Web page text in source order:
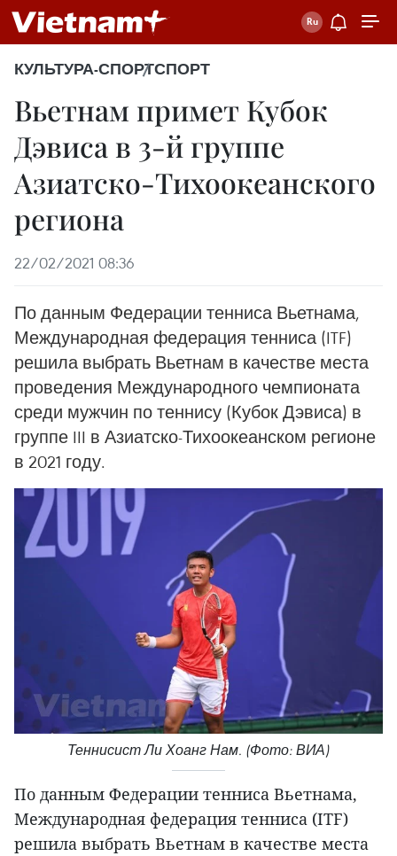
КУЛЬТУРА-СПОРТСПОРТ
Вьетнам примет Кубок
Дэвиса в 3-й группе
Азиатско-Тихоокеанского
региона
22/02/2021 08:36
По данным Федерации тенниса Вьетнама,
Международная федерация тенниса (ITF)
решила выбрать Вьетнам в качестве места
проведения Международного чемпионата
среди мужчин по теннису (Кубок Дэвиса) в
группе III в Азиатско-Тихоокеанском регионе
в 2021 году.
Теннисист Ли Хоанг Нам. (Фото: ВИА)
По данным Федерации тенниса Вьетнама,
Международная федерация тенниса (ITF)
решила выбрать Вьетнам в качестве места